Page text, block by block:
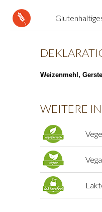
Weizenmehl,
WEITERE